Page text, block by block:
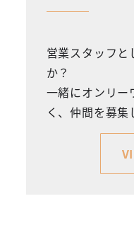
営業スタッフ
か？
一緒にオンリー
く、仲間を募集